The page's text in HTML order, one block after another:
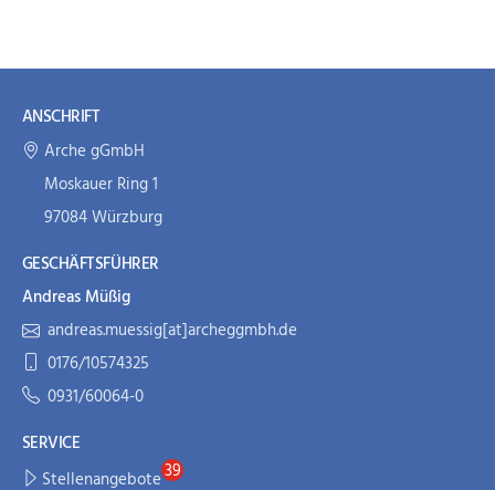
ANSCHRIFT
Arche gGmbH
Moskauer Ring 1
97084 Würzburg
GESCHÄFTSFÜHRER
Andreas Müßig
andreas.muessig[at]archeggmbh.de
0176/10574325
0931/60064-0
SERVICE
Stellenangebote